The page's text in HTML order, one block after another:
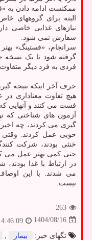
ممکنست ادامه دادن به
البته برای گروههای
نیازهای غذایی خاصی
سفارش نمی شود.
سرانجام، «فستینگ»
گرفته شود تا یک نسخه
فردی به فرد دیگر
حرف آخر اینکه نتیجه
هیچ تفاوت معناداری در
فست می کنند و آنهایی
آزمون های شناختی که
گیری می کردند، چه
خوبی عمل کردند. وقتی
خنثی بودند، شرکت
حتی کمی بهتر عمل می
در ارتباط با غذا
می شدند. با این
نیست.
263
1404/08/16
تگهای خبر:
بیمار